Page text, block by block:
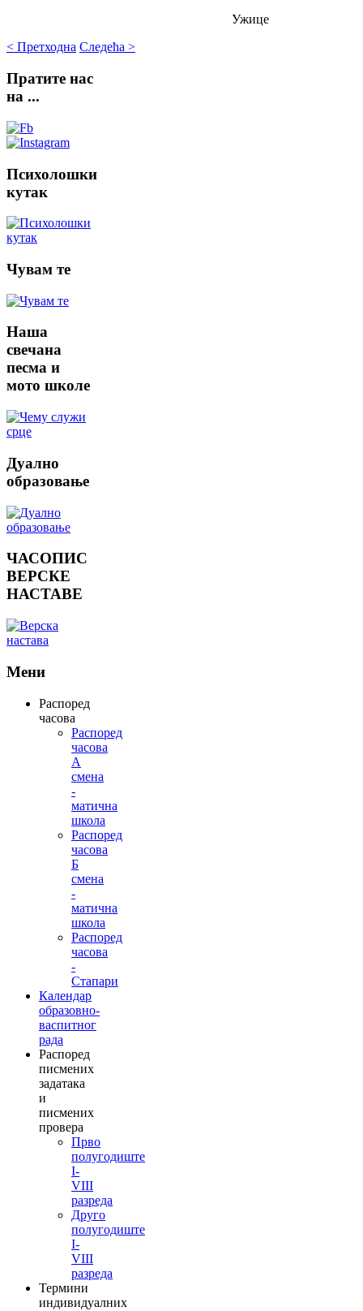
Ужице
< Претходна Следећа >
Пратите нас
на ...
Психолошки
кутак
Чувам те
Наша
свечана
песма и
мото школе
Дуално
образовање
ЧАСОПИС
ВЕРСКЕ
НАСТАВЕ
Мени
Распоред
часова
Распоред
часова
А
смена
-
матична
школа
Распоред
часова
Б
смена
-
матична
школа
Распоред
часова
-
Стапари
Календар
образовно-
васпитног
рада
Распоред
писмених
задатака
и
писмених
провера
Прво
полугодиште
I-
VIII
разреда
Друго
полугодиште
I-
VIII
разреда
Термини
индивидуалних